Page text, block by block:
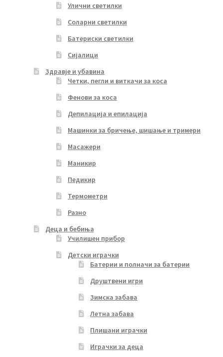
Улични светилки
Соларни светилки
Батериски светилки
Сијалици
Здравје и убавина
Четки, пегли и виткачи за коса
Фенови за коса
Депилација и епилација
Машинки за бричење, шишање и тримери
Масажери
Маникир
Педикир
Термометри
Разно
Деца и бебиња
Училишен прибор
Детски играчки
Батерии и полначи за батерии
Друштвени игри
Зимска забава
Летна забава
Плишани играчки
Играчки за деца